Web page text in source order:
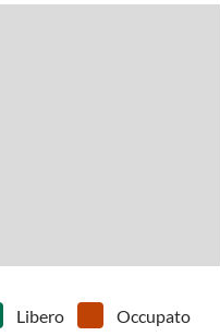
Libero Occupato